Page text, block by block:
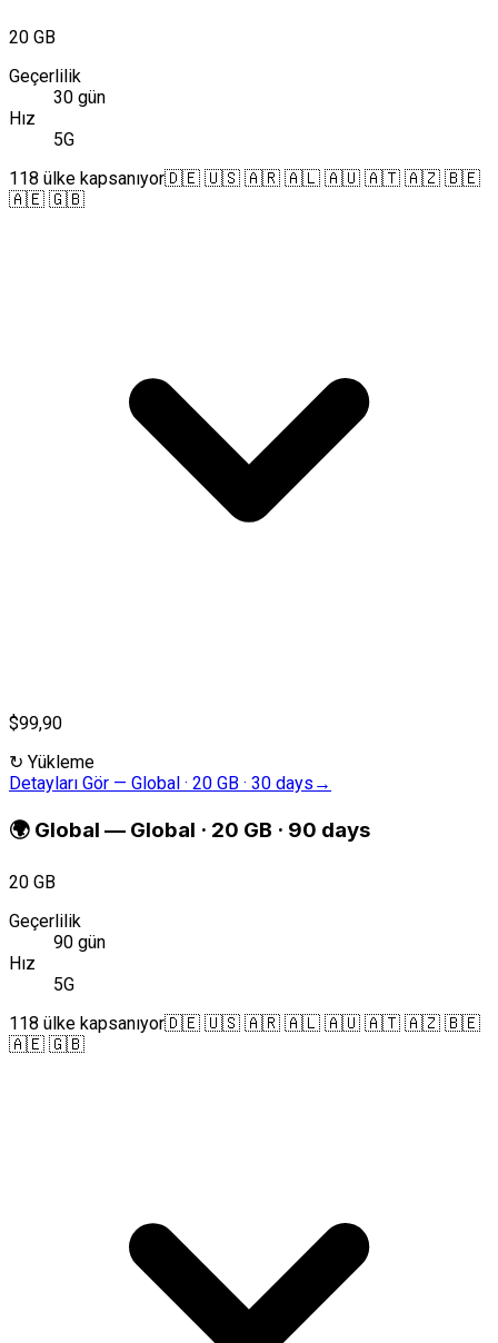
20 GB
Geçerlilik
30 gün
Hız
5G
118 ülke kapsanıyor🇩🇪 🇺🇸 🇦🇷 🇦🇱 🇦🇺 🇦🇹 🇦🇿 🇧🇪
🇦🇪 🇬🇧
$99,90
↻ Yükleme
Detayları Gör — Global · 20 GB · 30 days →
🌍 Global — Global · 20 GB · 90 days
20 GB
Geçerlilik
90 gün
Hız
5G
118 ülke kapsanıyor🇩🇪 🇺🇸 🇦🇷 🇦🇱 🇦🇺 🇦🇹 🇦🇿 🇧🇪
🇦🇪 🇬🇧